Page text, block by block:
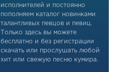
исполнителей и постоянно
пополняем каталог новинками
талантливых певцов и певиц.
Только здесь вы можете
бесплатно и без регистрации
скачать или прослушать любой
хит или свежую песню кумира.